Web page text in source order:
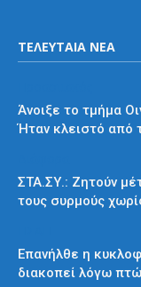
ΤΕΛΕΥΤΑΙΑ ΝΕΑ
Άνοιξε το τμήμα
Ήταν κλειστό από
ΣΤΑ.ΣΥ.: Ζητούν
τους συρμούς
Επανήλθε η
διακοπεί λόγω